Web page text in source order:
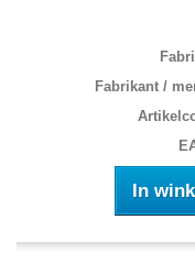
Fabrikant /
In